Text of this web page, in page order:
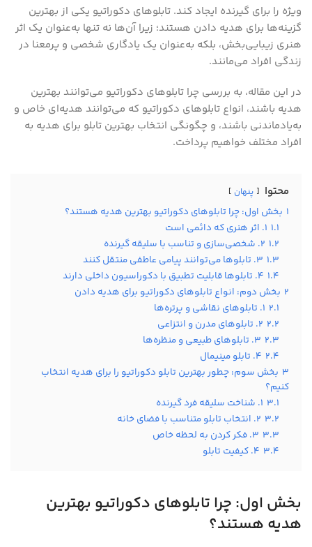
ویژه را برای گیرنده ایجاد کند. تابلوهای دکوراتیو یکی از بهترین
گزینه‌ها برای هدیه دادن هستند؛ زیرا آن‌ها نه تنها به‌عنوان یک اثر
هنری زیبایی‌بخش، بلکه به‌عنوان یک یادگاری شخصی و پرمعنا در
زندگی افراد می‌مانند.
در این مقاله، به بررسی چرا تابلوهای دکوراتیو می‌توانند بهترین
هدیه باشند، انواع تابلوهای دکوراتیو که می‌توانند هدیه‌ای خاص و
به‌یادماندنی باشند، و چگونگی انتخاب بهترین تابلو برای هدیه به
افراد مختلف خواهیم پرداخت.
محتوا پنهان
1 بخش اول: چرا تابلوهای دکوراتیو بهترین هدیه هستند؟
1.1 1. اثر هنری که دائمی است
1.2 2. شخصی‌سازی و تناسب با سلیقه گیرنده
1.3 3. تابلوها می‌توانند پیامی عاطفی منتقل کنند
1.4 4. تابلوها قابلیت تطبیق با دکوراسیون داخلی دارند
2 بخش دوم: انواع تابلوهای دکوراتیو برای هدیه دادن
2.1 1. تابلوهای نقاشی و پرتره‌ها
2.2 2. تابلوهای مدرن و انتزاعی
2.3 3. تابلوهای طبیعی و منظره‌ها
2.4 4. تابلو مینیمال
3 بخش سوم: چطور بهترین تابلو دکوراتیو را برای هدیه انتخاب
کنیم؟
3.1 1. شناخت سلیقه فرد گیرنده
3.2 2. انتخاب تابلو متناسب با فضای خانه
3.3 3. فکر کردن به لحظه خاص
3.4 4. کیفیت تابلو
بخش اول: چرا تابلوهای دکوراتیو بهترین
هدیه هستند؟